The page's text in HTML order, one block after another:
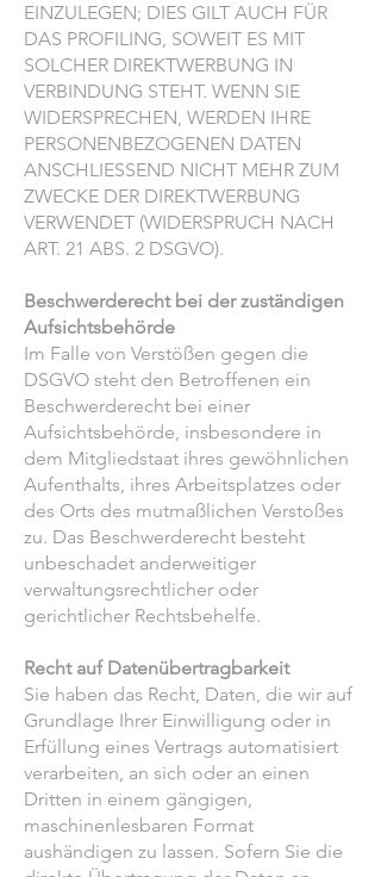
EINZULEGEN; DIES GILT AUCH FÜR
DAS PROFILING, SOWEIT ES MIT
SOLCHER DIREKTWERBUNG IN
VERBINDUNG STEHT. WENN SIE
WIDERSPRECHEN, WERDEN IHRE
PERSONENBEZOGENEN DATEN
ANSCHLIESSEND NICHT MEHR ZUM
ZWECKE DER DIREKTWERBUNG
VERWENDET (WIDERSPRUCH NACH
ART. 21 ABS. 2 DSGVO).
Beschwerderecht bei der zuständigen
Aufsichtsbehörde
Im Falle von Verstößen gegen die
DSGVO steht den Betroffenen ein
Beschwerderecht bei einer
Aufsichtsbehörde, insbesondere in
dem Mitgliedstaat ihres gewöhnlichen
Aufenthalts, ihres Arbeitsplatzes oder
des Orts des mutmaßlichen Verstoßes
zu. Das Beschwerderecht besteht
unbeschadet anderweitiger
verwaltungsrechtlicher oder
gerichtlicher Rechtsbehelfe.
Recht auf Datenübertragbarkeit
Sie haben das Recht, Daten, die wir auf
Grundlage Ihrer Einwilligung oder in
Erfüllung eines Vertrags automatisiert
verarbeiten, an sich oder an einen
Dritten in einem gängigen,
maschinenlesbaren Format
aushändigen zu lassen. Sofern Sie die